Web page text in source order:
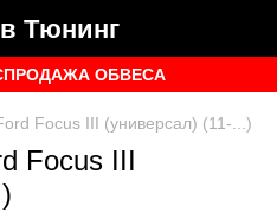
Тюнинг
ОБВЕСА
Focus III (универсал) (11-...)
Focus III